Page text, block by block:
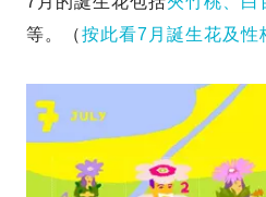
等。（按此看7月誕生花及性